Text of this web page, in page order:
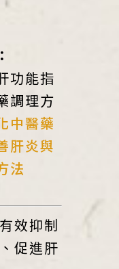
功能指
調理方
中醫藥
肝炎與
法
效抑制
促進肝